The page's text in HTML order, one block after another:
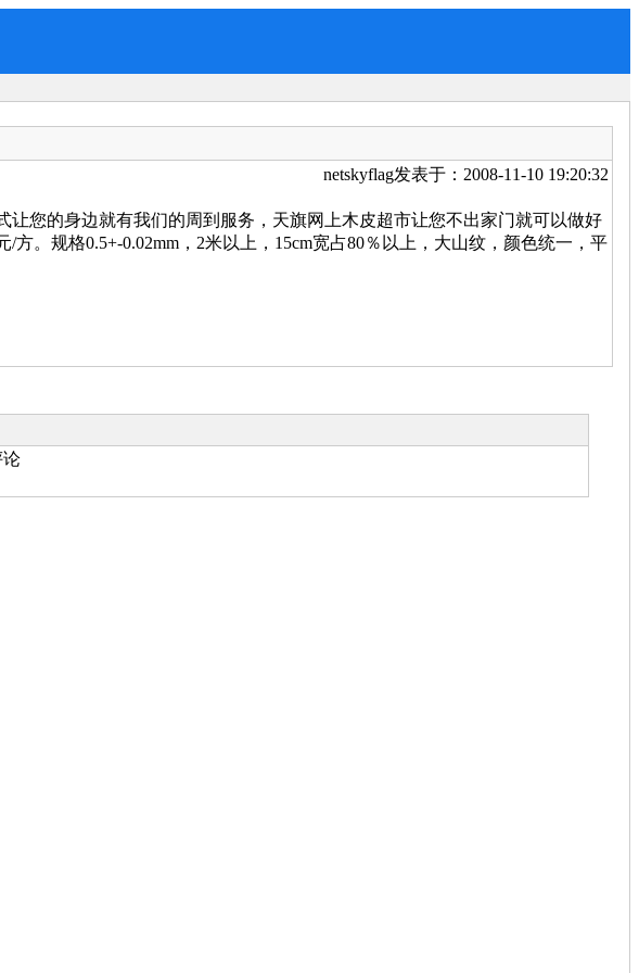
netskyflag发表于：2008-11-10 19:20:32
您的身边就有我们的周到服务，天旗网上木皮超市让您不出家门就可以做好
。规格0.5+-0.02mm，2米以上，15cm宽占80％以上，大山纹，颜色统一，平